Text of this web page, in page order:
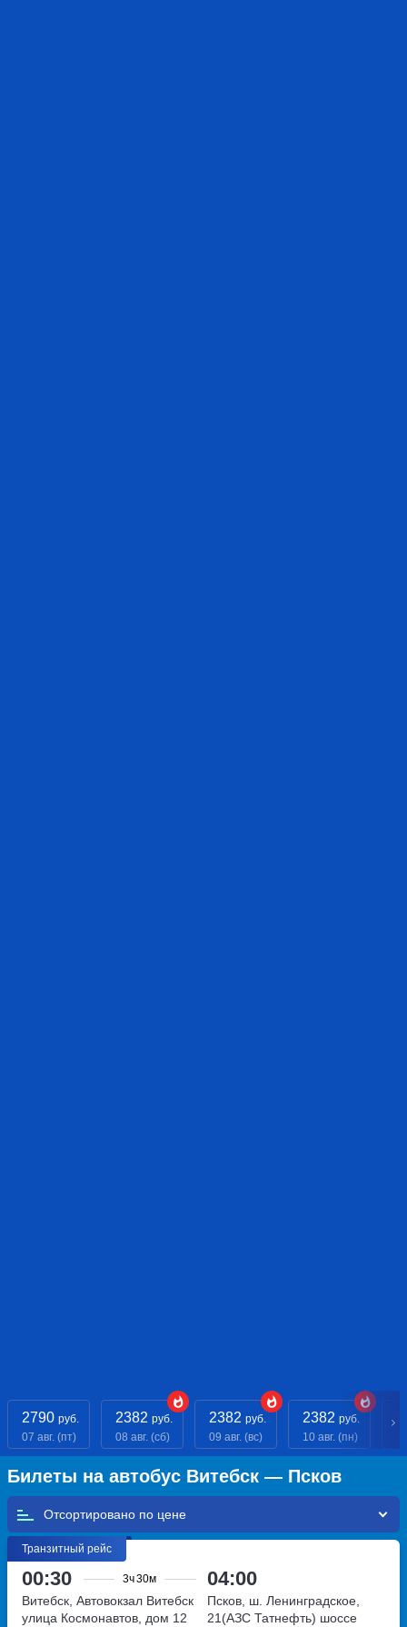
2790 руб.
07 авг. (пт)
2382 руб.
08 авг. (сб)
2382 руб.
09 авг. (вс)
2382 руб.
10 авг. (пн)
Билеты на автобус Витебск — Псков
Отсортировано по
Транзитный рейс
00:30 3ч30м 04:00
Витебск, Автовокзал Витебск
улица Космонавтов, дом 12
Псков, ш. Ленинградское,
21(АЗС Татнефть) шоссе